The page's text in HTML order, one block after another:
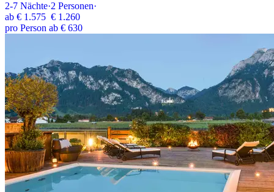
2-7 Nächte·2 Personen·
ab € 1.575 € 1.260
pro Person ab € 630